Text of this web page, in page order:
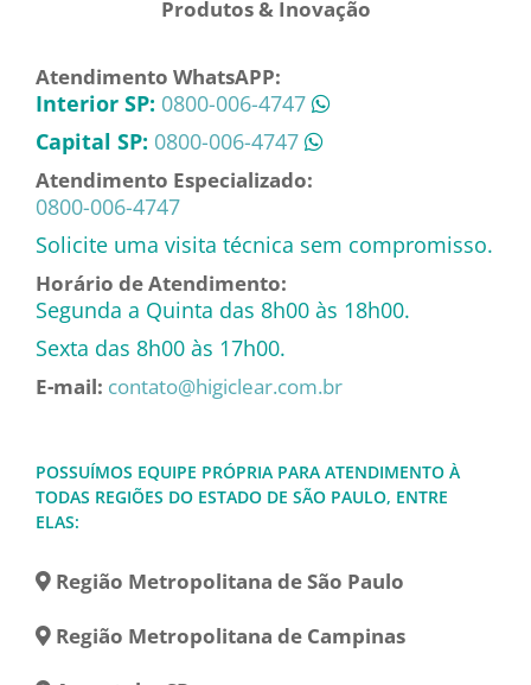
Produtos & Inovação
Atendimento WhatsAPP:
Interior SP: 0800-006-4747
Capital SP: 0800-006-4747
Atendimento Especializado:
0800-006-4747
Solicite uma visita técnica sem compromisso.
Horário de Atendimento:
Segunda a Quinta das 8h00 às 18h00.
Sexta das 8h00 às 17h00.
E-mail: contato@higiclear.com.br
POSSUÍMOS EQUIPE PRÓPRIA PARA ATENDIMENTO À
TODAS REGIÕES DO ESTADO DE SÃO PAULO, ENTRE
ELAS:
Região Metropolitana de São Paulo
Região Metropolitana de Campinas